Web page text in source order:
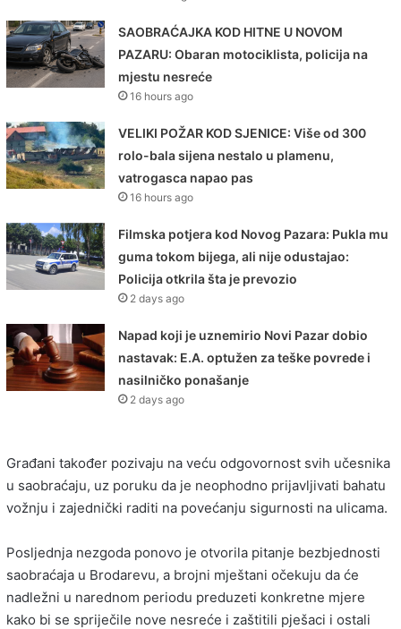
SAOBRAĆAJKA KOD HITNE U NOVOM
PAZARU: Obaran motociklista, policija na
mjestu nesreće
16 hours ago
VELIKI POŽAR KOD SJENICE: Više od 300
rolo-bala sijena nestalo u plamenu,
vatrogasca napao pas
16 hours ago
Filmska potjera kod Novog Pazara: Pukla mu
guma tokom bijega, ali nije odustajao:
Policija otkrila šta je prevozio
2 days ago
Napad koji je uznemirio Novi Pazar dobio
nastavak: E.A. optužen za teške povrede i
nasilničko ponašanje
2 days ago
Građani također pozivaju na veću odgovornost svih učesnika
u saobraćaju, uz poruku da je neophodno prijavljivati bahatu
vožnju i zajednički raditi na povećanju sigurnosti na ulicama.
Posljednja nezgoda ponovo je otvorila pitanje bezbjednosti
saobraćaja u Brodarevu, a brojni mještani očekuju da će
nadležni u narednom periodu preduzeti konkretne mjere
kako bi se spriječile nove nesreće i zaštitili pješaci i ostali